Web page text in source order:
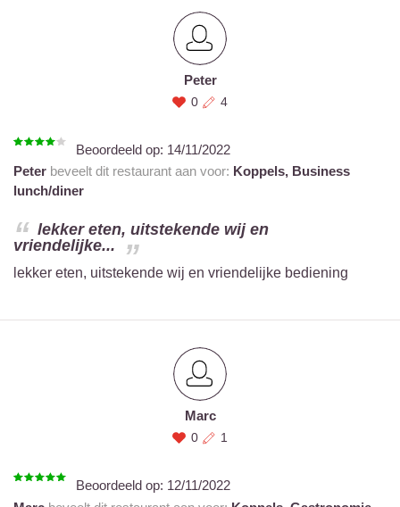
Peter
0 4
Beoordeeld op: 14/11/2022
Peter beveelt dit restaurant aan voor: Koppels, Business
lunch/diner
lekker eten, uitstekende wij en
vriendelijke...
lekker eten, uitstekende wij en vriendelijke bediening
Marc
0 1
Beoordeeld op: 12/11/2022